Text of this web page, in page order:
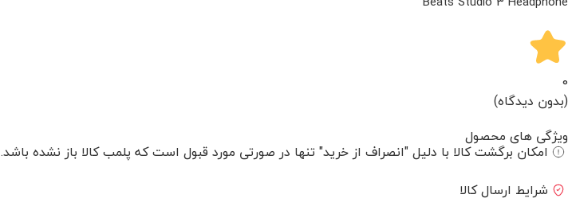
0
(بدون دیدگاه)
ویژگی های محصول
امکان برگشت کالا با دلیل "انصراف از خرید" تنها در صورتی مورد قبول است که پلمب کالا باز نشده باشد.
شرایط ارسال کالا